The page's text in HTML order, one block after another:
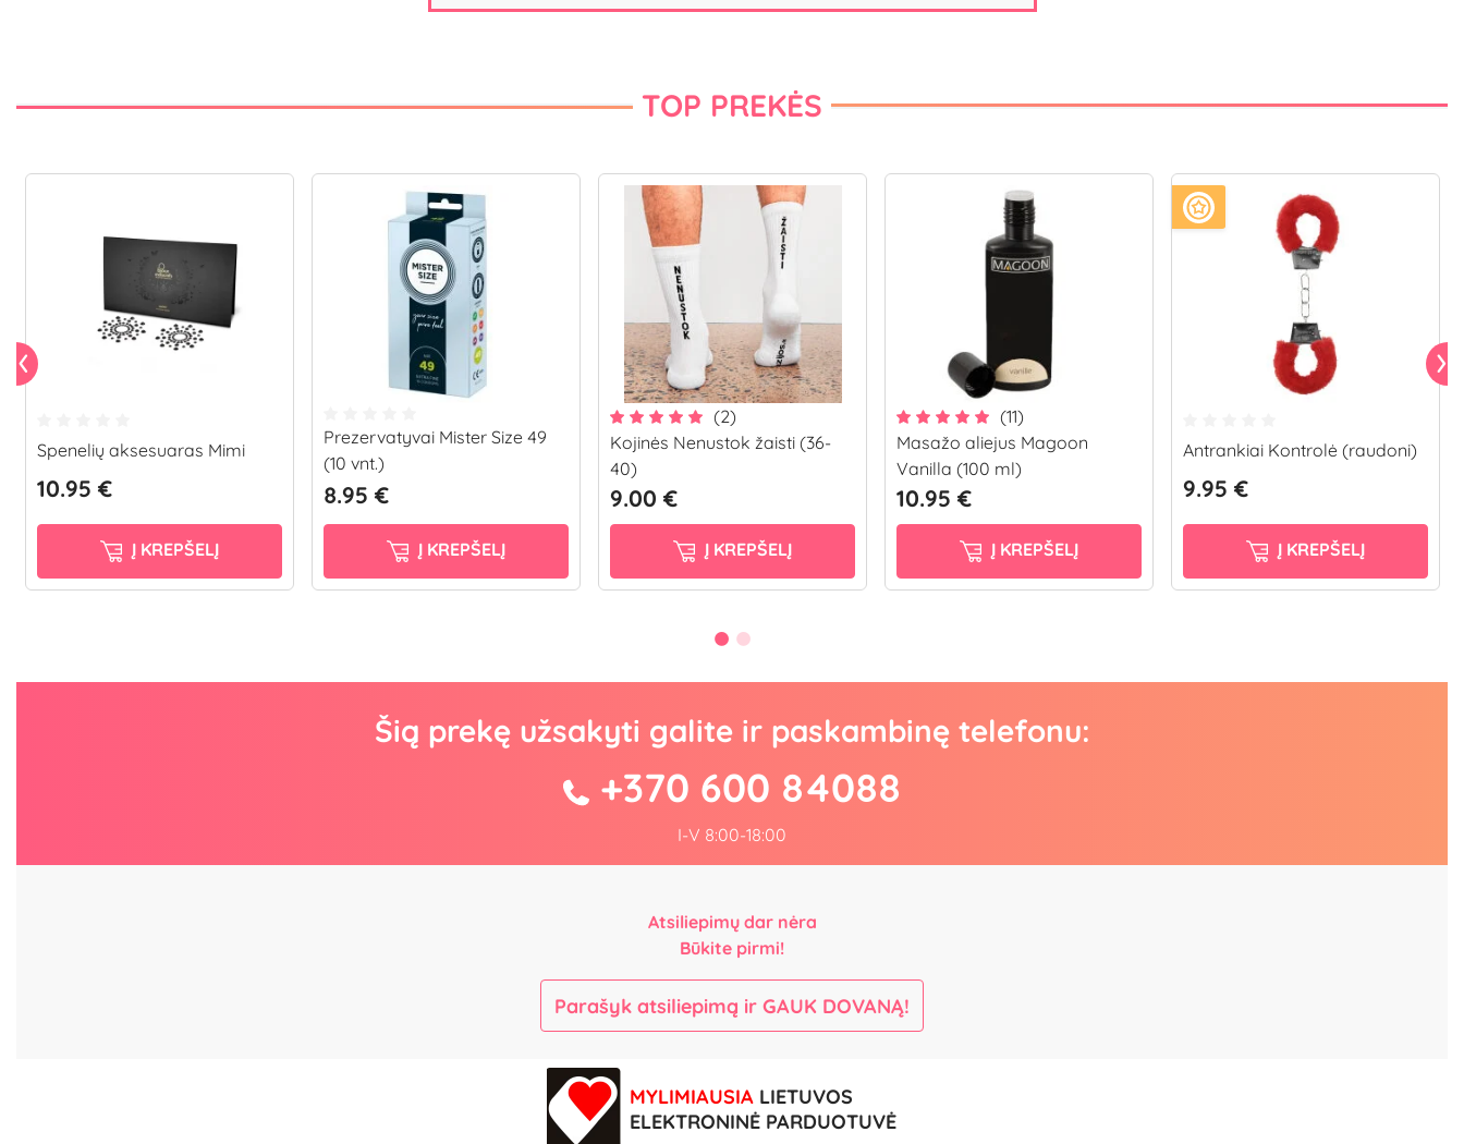
TOP PREKĖS
Spenelių aksesuaras Mimi
10.95 €
Į KREPŠELĮ
Prezervatyvai Mister Size 49
(10 vnt.)
8.95 €
Į KREPŠELĮ
(2)
Kojinės Nenustok žaisti (36-
40)
9.00 €
Į KREPŠELĮ
(11)
Masažo aliejus Magoon
Vanilla (100 ml)
10.95 €
Į KREPŠELĮ
Antrankiai Kontrolė (raudoni)
9.95 €
Į KREPŠELĮ
Šią prekę užsakyti galite ir paskambinę telefonu:
+370 600 84088
I-V 8:00-18:00
Atsiliepimų dar nėra
Būkite pirmi!
Parašyk atsiliepimą ir GAUK DOVANĄ!
MYLIMIAUSIA LIETUVOS
ELEKTRONINĖ PARDUOTUVĖ